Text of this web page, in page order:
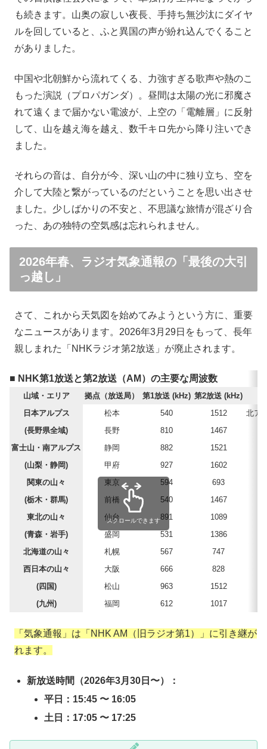
も続きます。山奥の寂しい夜長、手持ち無沙汰にダイヤ
ルを回していると、ふと異国の声が紛れ込んでくること
がありました。
中国や北朝鮮から流れてくる、力強すぎる歌声や熱のこ
もった演説（プロパガンダ）。昼間は太陽の光に邪魔さ
れて遠くまで届かない電波が、上空の「電離層」に反射
して、山を越え海を越え、数千キロ先から降り注いでき
ました。
それらの音は、自分が今、深い山の中に独り立ち、空を
介して大陸と繋がっているのだということを思い出させ
ました。少しばかりの不安と、不思議な旅情が混ざり合
った、あの独特の空気感は忘れられません。
2026年春、ラジオ気象通報の「最後の大引
っ越し」
さて、これから天気図を始めてみようという方に、重要
なニュースがあります。2026年3月29日をもって、長年
親しまれた「NHKラジオ第2放送」が廃止されます。
■ NHK第1放送と第2放送（AM）の主要な周波数
山域・エリア 拠点（放送局） 第1放送 (kHz) 第2放送 (kHz)
日本アルプス
松本 540 1512
北ア
(長野県全域)
長野 810
1467
富士山・南アルプス
静岡 882 1521
(山梨・静岡)
甲府 927 1602
関東の山々
東京 594 693
(栃木・群馬)
前橋 540
1467
東北の山々
仙台 891
1089
(青森・岩手)
盛岡 531
1386
北海道の山々
札幌 567
747
西日本の山々
大阪 666
828
(四国)
松山 963
1512
(九州)
福岡 612 1017
スクロールできます
「気象通報」は「NHK AM（旧ラジオ第1）」に引き継が
れます。
新放送時間（2026年3月30日〜）：
平日：15:45 〜 16:05
土日：17:05 〜 17:25